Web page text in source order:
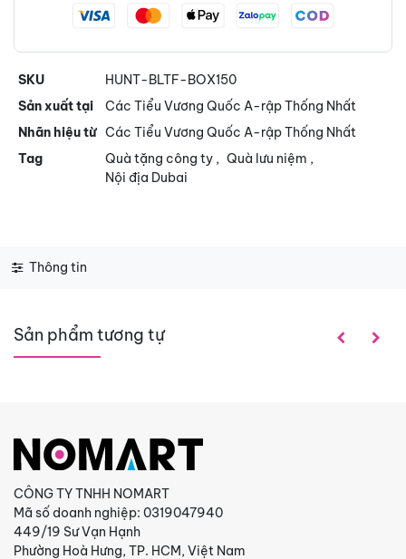
SKU
HUNT-BLTF-BOX150
Sản xuất tại
Các Tiểu Vương Quốc A-rập Thống Nhất
Nhãn hiệu từ Các Tiểu Vương Quốc A-rập Thống Nhất
Tag
Quà tặng công ty, Quà lưu niệm ,
Nội địa Dubai
Thông tin
Sản phẩm tương tự
CÔNG TY TNHH NOMART
Mã số doanh nghiệp: 0319047940
449/19 Sư Vạn Hạnh
Phường Hoà Hưng, TP. HCM, Việt Nam